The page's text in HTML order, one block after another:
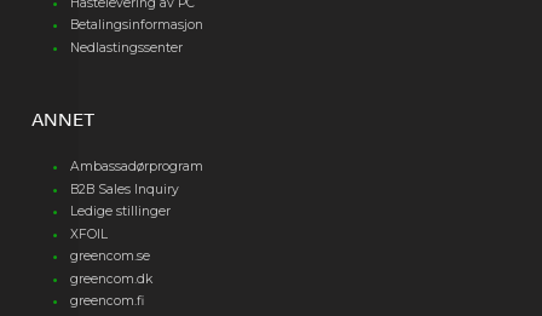
Betalingsinformasjon
Nedlastingssenter
ANNET
Ambassadørprogram
B2B Sales Inquiry
Ledige stillinger
XFOIL
greencom.se
greencom.dk
greencom.fi